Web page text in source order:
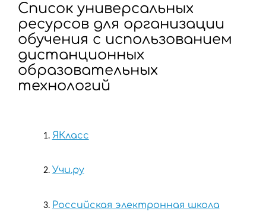
Список универсальных
ресурсов для организации
обучения с использованием
дистанционных
образовательных
технологий
ЯКласс
Учи.ру
Российская электронная школа